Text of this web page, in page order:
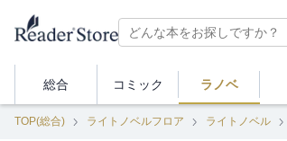
総合 コミック ラノベ
TOP(総合) ライトノベルフロア ライトノベル